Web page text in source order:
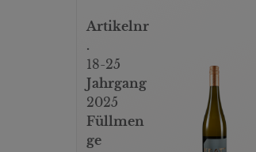
Artikelnr
.
18-25
Jahrgang
2025
Füllmen
ge